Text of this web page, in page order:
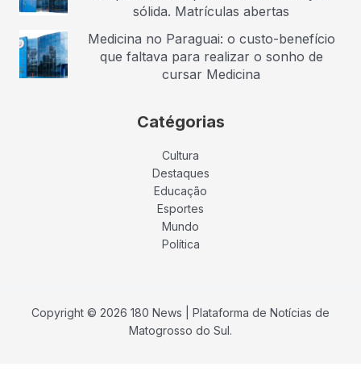
sólida. Matrículas abertas
Medicina no Paraguai: o custo-benefício
que faltava para realizar o sonho de
cursar Medicina
Catégorias
Cultura
Destaques
Educação
Esportes
Mundo
Política
Copyright © 2026 180 News | Plataforma de Notícias de
Matogrosso do Sul.